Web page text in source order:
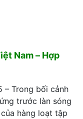
Nam – Hợp
– Trong bối cảnh
trước làn sóng
hàng loạt tập